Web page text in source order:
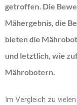
getroffen. Die
Mähergebnis, die
bieten die
und letztlich, wie
Mährobotern.
Im Vergleich zu